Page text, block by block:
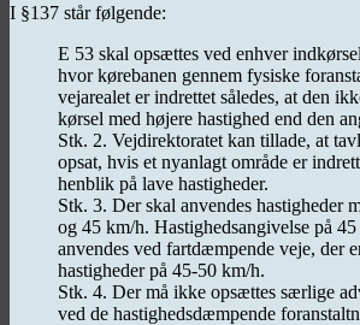
I §137 står følgende:
E 53 skal opsættes ved enhver
hvor kørebanen gennem fysiske
vejarealet er indrettet således, at den
kørsel med højere hastighed end den
Stk. 2. Vejdirektoratet kan tillade, at
opsat, hvis et nyanlagt område er
henblik på lave hastigheder.
Stk. 3. Der skal anvendes hastigheder
og 45 km/h. Hastighedsangivelse på
anvendes ved fartdæmpende veje, der
hastigheder på 45-50 km/h.
Stk. 4. Der må ikke opsættes særlige
ved de hastighedsdæmpende